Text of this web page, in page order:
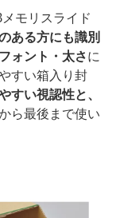
モリスライド
ある方にも識別
ォント・太さに
すい箱入り封
すい視認性と、
ら最後まで使い